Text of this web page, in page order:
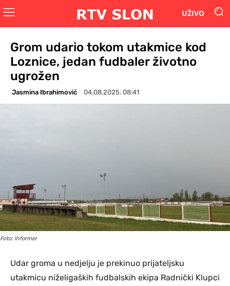
UŽIVO
Grom udario tokom utakmice kod
Loznice, jedan fudbaler životno
ugrožen
Jasmina Ibrahimović 04.08.2025. 08:41
Foto: Informer
Udar groma u nedjelju je prekinuo prijateljsku
utakmicu niželigaških fudbalskih ekipa Radnički Klupci